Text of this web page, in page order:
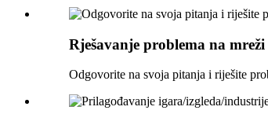
Rješavanje problema na mreži
Odgovorite na svoja pitanja i riješite